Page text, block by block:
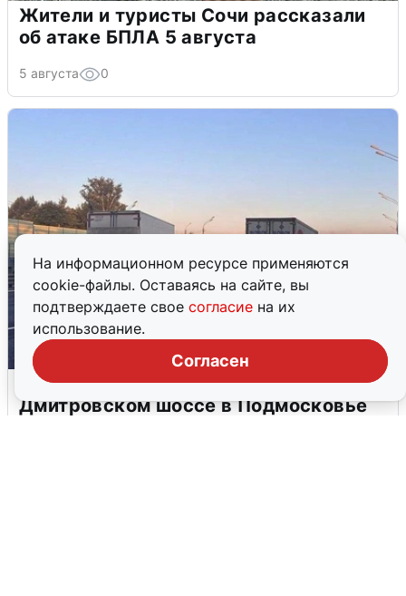
На информационном ресурсе применяются
cookie-файлы. Оставаясь на сайте, вы
подтверждаете свое согласие на их
использование.
Согласен
Жители и туристы Сочи рассказали
об атаке БПЛА 5 августа
5 августа 0
Пять машин столкнулись на
Дмитровском шоссе в Подмосковье